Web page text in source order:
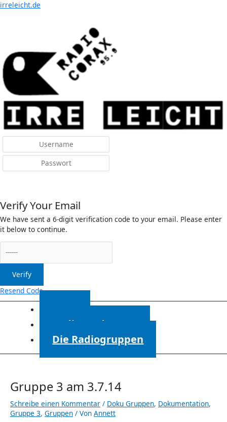
irreleicht.de
Verify Your Email
We have sent a 6-digit verification code to your email. Please enter
it below to continue.
Verify
Resend Code
Menü
Radiosendungen
Die Radiogruppen
Gruppe 3 am 3.7.14
Schreibe einen Kommentar / Doku Gruppen, Dokumentation,
Gruppe 3, Gruppen / Von Annett